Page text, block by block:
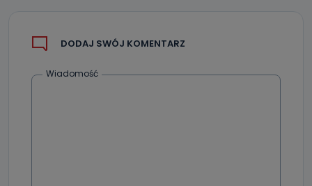
DODAJ SWÓJ KOMENTARZ
Wiadomość